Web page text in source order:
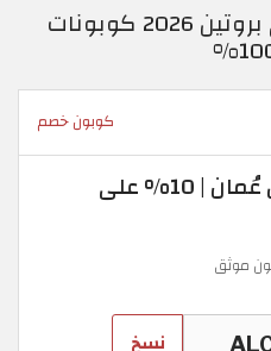
المزيد من كود خصم ماي بروتين 2026 كوبونات
كوبون خصم
كوبون خصم ماي بروتين عُمان | 10% على
موثق
نسخ